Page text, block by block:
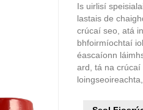
Is uirlisí
lastais de
crúcaí seo, atá
bhfoirmíochtaí
éascaíonn
ard, tá na crúcaí